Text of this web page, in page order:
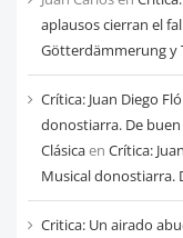
aplausos cierran el
Götterdämmerung y
Crítica: Juan Diego
donostiarra. De
Clásicaen Crítica:
Musical donostiarra.
Critica: Un airado